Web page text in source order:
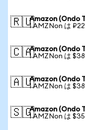
🇷🇺Amazon (Ondo
1 AMZNon は
🇨🇦Amazon (Ondo
1 AMZNon は
🇦🇺Amazon (Ondo
1 AMZNon は
🇸🇬Amazon (Ondo
1 AMZNon は